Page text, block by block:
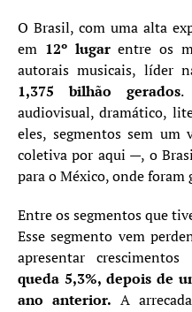
O Brasil, com uma alta
em 12º lugarentre os
autorais musicais, líder
1,375 bilhão gerados.
audiovisual, dramático,
eles, segmentos sem um
coletiva por aqui —, o
para o México, onde foram
Entre os segmentos que
Esse segmento vem
apresentar
queda 5,3%, depois de
ano anterior. A